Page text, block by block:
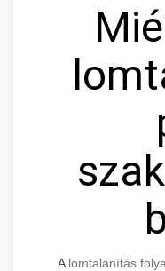
Alomtalanítás